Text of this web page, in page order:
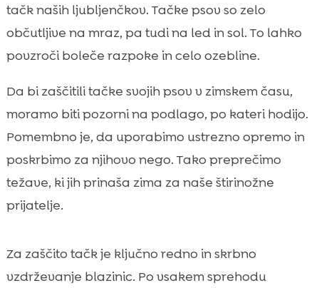
tačk naših ljubljenčkov. Tačke psov so zelo
občutljive na mraz, pa tudi na led in sol. To lahko
povzroči boleče razpoke in celo ozebline.
Da bi zaščitili tačke svojih psov v zimskem času,
moramo biti pozorni na podlago, po kateri hodijo.
Pomembno je, da uporabimo ustrezno opremo in
poskrbimo za njihovo nego. Tako preprečimo
težave, ki jih prinaša zima za naše štirinožne
prijatelje.
Za zaščito tačk je ključno redno in skrbno
vzdrževanje blazinic. Po vsakem sprehodu